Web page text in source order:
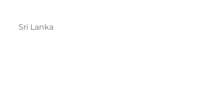
Sri Lanka